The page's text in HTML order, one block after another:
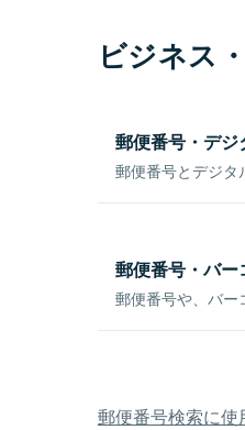
ビジネス
郵便番号・デ
郵便番号とデジタ
郵便番号・バ
郵便番号や、バー
郵便番号検索に